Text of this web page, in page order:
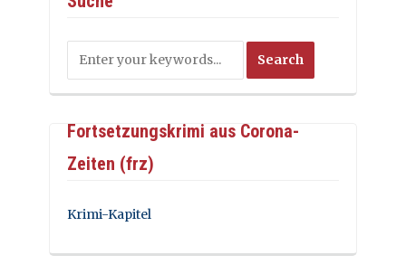
Fortsetzungskrimi aus Corona-
Zeiten (frz)
Krimi-Kapitel